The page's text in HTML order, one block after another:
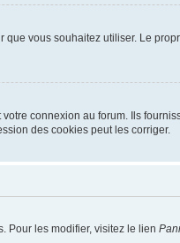
vous souhaitez utiliser. Le
connexion au forum. Ils
des cookies peut les corriger.
Pour les modifier, visitez le lien